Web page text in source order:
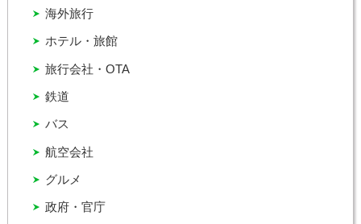
グルメ
バス
ホテル・旅館
政府・官庁
旅行会社・OTA
海外旅行
航空会社
鉄道